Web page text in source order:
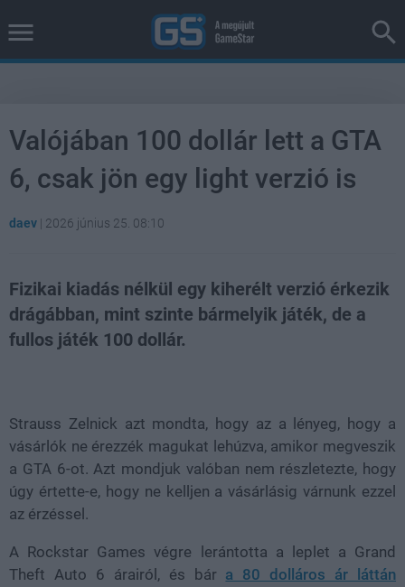
Valójában 100 dollár lett a GTA
6, csak jön egy light verzió is
daev | 2026 június 25. 08:10
Fizikai kiadás nélkül egy kiherélt verzió érkezik
drágábban, mint szinte bármelyik játék, de a
fullos játék 100 dollár.
Strauss Zelnick azt mondta, hogy az a lényeg, hogy a
vásárlók ne érezzék magukat lehúzva, amikor megveszik
a GTA 6-ot. Azt mondjuk valóban nem részletezte, hogy
úgy értette-e, hogy ne kelljen a vásárlásig várnunk ezzel
az érzéssel.
A Rockstar Games végre lerántotta a leplet a Grand
Theft Auto 6 árairól, és bár a 80 dolláros ár láttán